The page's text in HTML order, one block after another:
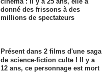
donné des frissons à des
millions de spectateurs
Présent dans 2 films d'une saga
de science-fiction culte ! Il y a
12 ans, ce personnage est mort